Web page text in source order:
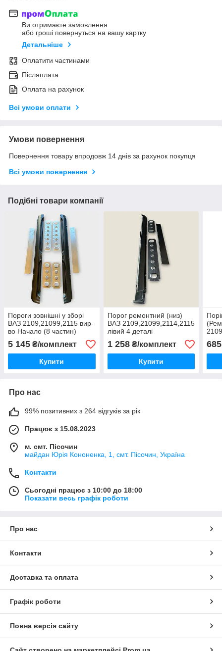
Ви отримаєте замовлення
або гроші повернуться на вашу картку
Детальніше
Оплатити частинами
Післяплата
Оплата на рахунок
Всі умови оплати
Умови повернення
Повернення товару впродовж 14 днів за рахунок покупця
Всі умови повернення
Подібні товари компанії
Пороги зовнішні у зборі
ВАЗ 2109,21099,2115 вир-
во Начало (8 частин)
5 145 ₴/комплект
Купити
Порог ремонтний (низ)
ВАЗ 2109,21099,2114,2115
лівий 4 деталі
1 258₴/комплект
Купити
685
Про нас
99% позитивних з 264 відгуків за рік
Працює з 15.08.2023
м. смт. Пісочин
майдан Юрія Кононенка, 1, смт. Пісочин, Україна
Контакти
Сьогодні працює з 10:00 до 18:00
Показати весь графік роботи
Про нас
Контакти
Доставка та оплата
Графік роботи
Повна версія сайту